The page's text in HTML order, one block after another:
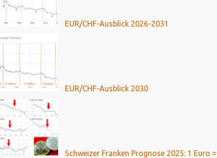
EUR/CHF-Ausblick 2026-2031
EUR/CHF-Ausblick 2030
Schweizer Franken Prognose 2025: 1 Euro =